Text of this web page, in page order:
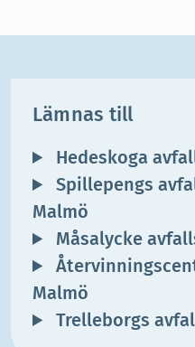
Lämnas till
Hedeskoga
Spillepengs
Malmö
Måsalycke
Malmö
Trelleborgs